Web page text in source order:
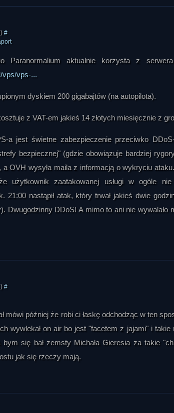
#
Paranormalium aktualnie korzysta z
vps/vps-...
dyskiem 200 gigabajtów (na autopilota).
z VAT-em jakieś 14 złotych miesięcznie z
a jest świetne zabezpieczenie przeciwko
bezpiecznej" (gdzie obowiązuje bardziej
a OVH wysyła maila z informacją o wykryciu
użytkownik zaatakowanej usługi w ogóle
21:00 nastąpił atak, który trwał jakieś dwie
Dwugodzinny DDoS! A mimo to ani nie wywalało
#
mówi później że robi ci łaskę odchodząc w ten
wywlekał on air bo jest "facetem z jajami" i
się bał zemsty Michała Gieresia za takie
jak się rzeczy mają.